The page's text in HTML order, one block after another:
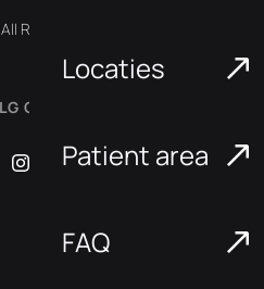
Locaties
Patient area
FAQ
Rights Reserved.
ONS: